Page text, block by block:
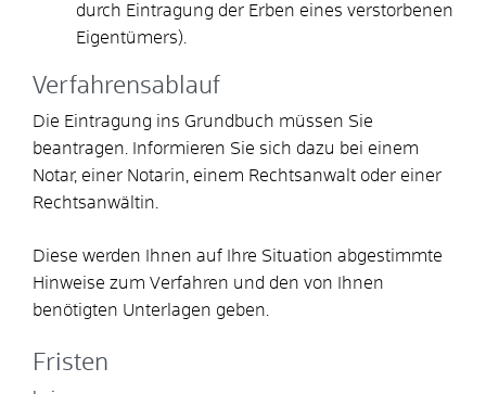
durch Eintragung der Erben eines verstorbenen
Eigentümers)
Verfahrensablauf
Die Eintragung ins Grundbuch müssen Sie
beantragen. Informieren Sie sich dazu bei einem
Notar, einer Notarin, einem Rechtsanwalt oder einer
Rechtsanwältin.
Diese werden Ihnen auf Ihre Situation abgestimmte
Hinweise zum Verfahren und den von Ihnen
benötigten Unterlagen geben.
Fristen